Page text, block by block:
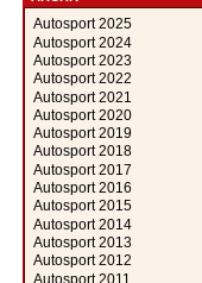
Autosport 2025
Autosport 2024
Autosport 2023
Autosport 2022
Autosport 2021
Autosport 2020
Autosport 2019
Autosport 2018
Autosport 2017
Autosport 2016
Autosport 2015
Autosport 2014
Autosport 2013
Autosport 2012
Autosport 2011